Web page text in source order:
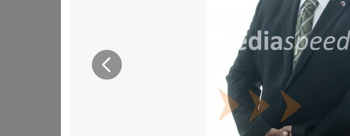
Prejšnja